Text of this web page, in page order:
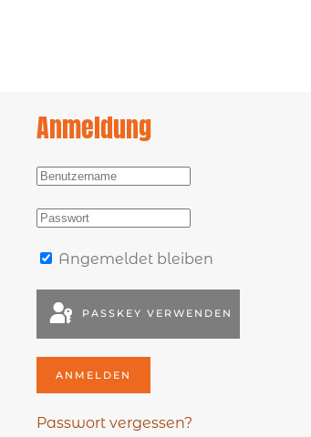
Anmeldung
Angemeldet bleiben
PASSKEY VERWENDEN
ANMELDEN
Passwort vergessen?